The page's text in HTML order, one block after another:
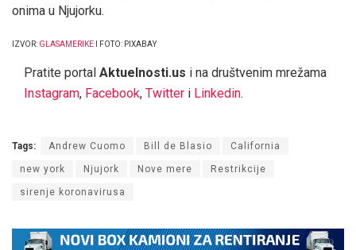
onima u Njujorku.
IZVOR: GLASAMERIKE I FOTO: PIXABAY
Pratite portal Aktuelnosti.us i na društvenim mrežama
Instagram, Facebook, Twitter i Linkedin.
Tags: Andrew Cuomo Bill de Blasio California
new york Njujork Nove mere Restrikcije
sirenje koronavirusa